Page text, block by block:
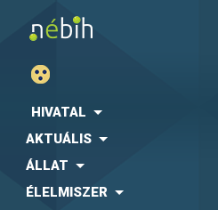
HIVATAL
AKTUÁLIS
ÁLLAT
ÉLELMISZER